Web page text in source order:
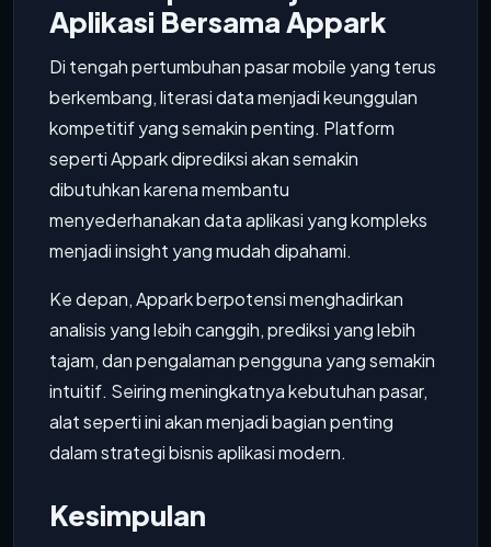
Aplikasi Bersama Appark
Di tengah pertumbuhan pasar mobile yang terus
berkembang, literasi data menjadi keunggulan
kompetitif yang semakin penting. Platform
seperti Appark diprediksi akan semakin
dibutuhkan karena membantu
menyederhanakan data aplikasi yang kompleks
menjadi insight yang mudah dipahami.
Ke depan, Appark berpotensi menghadirkan
analisis yang lebih canggih, prediksi yang lebih
tajam, dan pengalaman pengguna yang semakin
intuitif. Seiring meningkatnya kebutuhan pasar,
alat seperti ini akan menjadi bagian penting
dalam strategi bisnis aplikasi modern.
Kesimpulan